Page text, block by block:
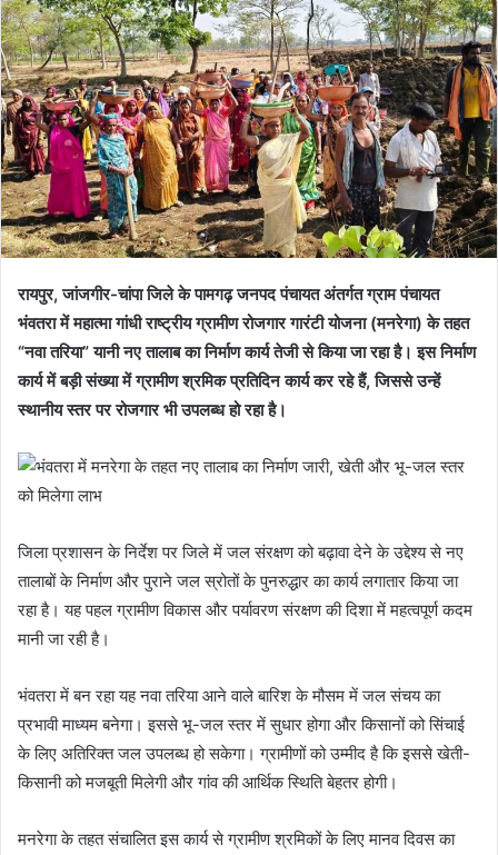
रायपुर, जांजगीर-चांपा जिले के पामगढ़ जनपद पंचायत अंतर्गत ग्राम पंचायत
भंवतरा में महात्मा गांधी राष्ट्रीय ग्रामीण रोजगार गारंटी योजना (मनरेगा) के तहत
“नवा तरिया” यानी नए तालाब का निर्माण कार्य तेजी से किया जा रहा है। इस निर्माण
कार्य में बड़ी संख्या में ग्रामीण श्रमिक प्रतिदिन कार्य कर रहे हैं, जिससे उन्हें
स्थानीय स्तर पर रोजगार भी उपलब्ध हो रहा है।
जिला प्रशासन के निर्देश पर जिले में जल संरक्षण को बढ़ावा देने के उद्देश्य से नए
तालाबों के निर्माण और पुराने जल स्रोतों के पुनरुद्धार का कार्य लगातार किया जा
रहा है। यह पहल ग्रामीण विकास और पर्यावरण संरक्षण की दिशा में महत्वपूर्ण कदम
मानी जा रही है।
भंवतरा में बन रहा यह नवा तरिया आने वाले बारिश के मौसम में जल संचय का
प्रभावी माध्यम बनेगा। इससे भू-जल स्तर में सुधार होगा और किसानों को सिंचाई
के लिए अतिरिक्त जल उपलब्ध हो सकेगा। ग्रामीणों को उम्मीद है कि इससे खेती-
किसानी को मजबूती मिलेगी और गांव की आर्थिक स्थिति बेहतर होगी।
मनरेगा के तहत संचालित इस कार्य से ग्रामीण श्रमिकों के लिए मानव दिवस का